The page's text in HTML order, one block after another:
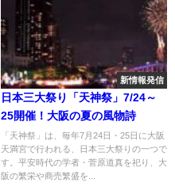
新情報発信
日本三大祭り「天神祭」7/24～
25開催！大阪の夏の風物詩
「天神祭」は、毎年7月24日・25日に大阪
天満宮で行われる、日本三大祭りの一つで
す。平安時代の学者・菅原道真を祀り、大
阪の繁栄や商売繁盛を...